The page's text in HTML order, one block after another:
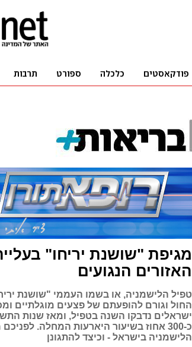
מגיפת "שושנת יריחו"
האזורים הנגועים
טפיל הלישמניה, או בשמו העממי "שושנת
החול וגורם להופעתם של פצעים מוגלתיים
ישראלים נדבקו השנה בטפיל, ומאז שנות
כ-300 אחוז בשיעור היארעות המחלה.
הלישמניה בישראל - וכיצד להתגונן